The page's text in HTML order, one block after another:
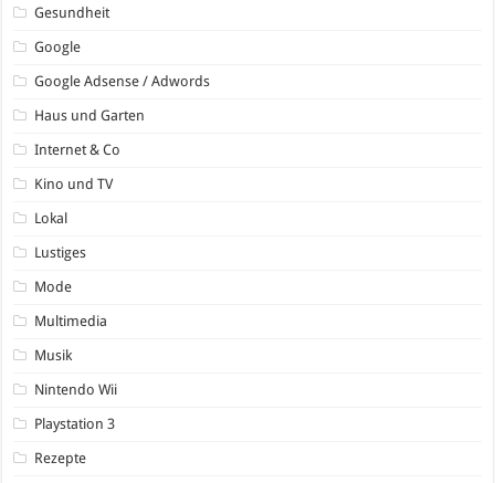
Gesundheit
Google
Google Adsense / Adwords
Haus und Garten
Internet & Co
Kino und TV
Lokal
Lustiges
Mode
Multimedia
Musik
Nintendo Wii
Playstation 3
Rezepte